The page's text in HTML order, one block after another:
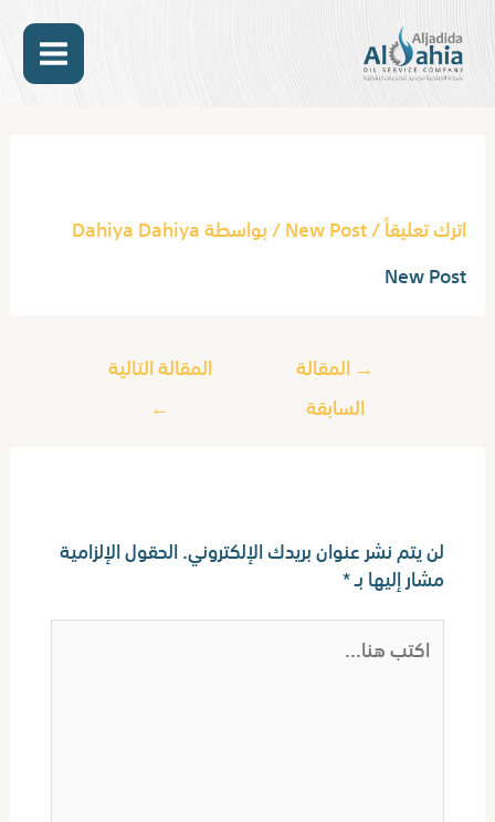
المحتوى
اترك تعليقاً/
New Post/ بواسطةDahiya Dahiya
New Post
→ المقالة
السابقة
المقالة التالية
←
لن يتم نشر عنوان بريدك الإلكتروني.الحقول الإلزامية
مشار إليها بـ*
اكتب
هنا...